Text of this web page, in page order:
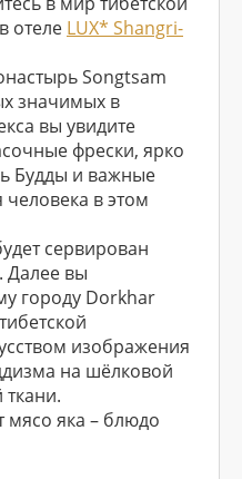
отеле LUX* Shangri-
Songtsam
значимых в
вы увидите
фрески, ярко
Будды и важные
в этом
сервирован
Далее вы
городу Dorkhar
изображения
на шёлковой
яка – блюдо